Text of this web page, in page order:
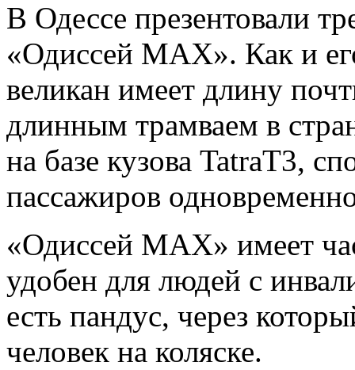
В Одессе презентовали
«Одиссей МАХ». Как и
великан имеет длину
длинным трамваем в
на базе кузова TatraT3,
пассажиров
«Одиссей MAX» имеет
удобен для людей с
есть пандус, через
человек на коляске.